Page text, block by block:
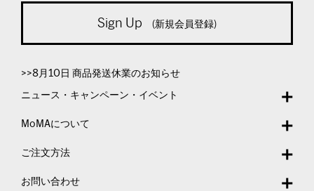
Sign Up (新規会員登録)
>>8月10日 商品発送休業のお知らせ
ニュース・キャンペーン・イベント
MoMAについて
ご注文方法
お問い合わせ